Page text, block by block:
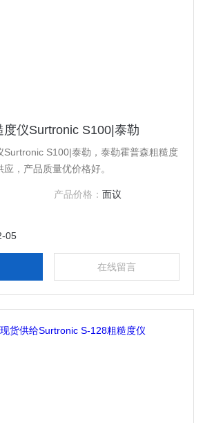
仪Surtronic S100|泰勒
Surtronic S100|泰勒，泰勒霍普森粗糙度
，产品质量优价格好。
产品价格： 面议
05
在线留言